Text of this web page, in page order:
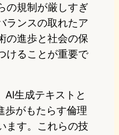
の規制が厳しすぎ
ランスの取れたア
の進歩と社会の保
けることが重要で
AI生成テキストと
歩がもたらす倫理
ます。これらの技